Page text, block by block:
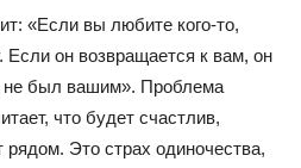
«Если вы любите кого-то,
Если он возвращается к вам, он
не был вашим». Проблема
что будет счастлив,
рядом. Это страх одиночества,